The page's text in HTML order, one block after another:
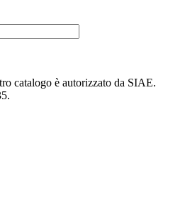
catalogo è autorizzato da SIAE.